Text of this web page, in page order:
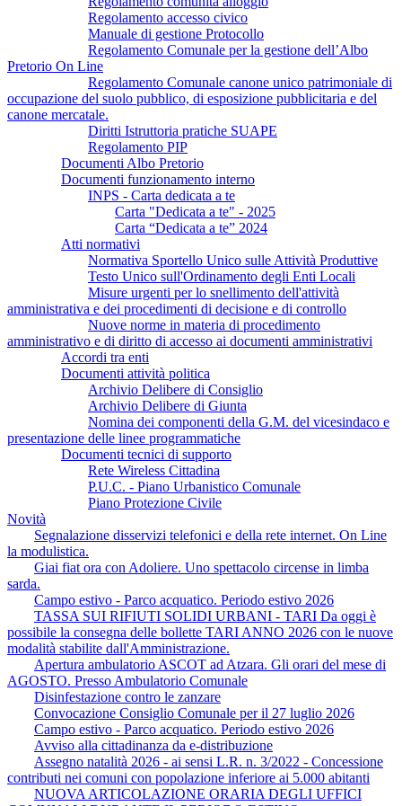
Regolamento accesso civico
Manuale di gestione Protocollo
Regolamento Comunale per la gestione dell’Albo
Pretorio On Line
Regolamento Comunale canone unico patrimoniale di
occupazione del suolo pubblico, di esposizione pubblicitaria e del
canone mercatale.
Diritti Istruttoria pratiche SUAPE
Regolamento PIP
Documenti Albo Pretorio
Documenti funzionamento interno
INPS - Carta dedicata a te
Carta "Dedicata a te" - 2025
Carta “Dedicata a te” 2024
Atti normativi
Normativa Sportello Unico sulle Attività Produttive
Testo Unico sull'Ordinamento degli Enti Locali
Misure urgenti per lo snellimento dell'attività
amministrativa e dei procedimenti di decisione e di controllo
Nuove norme in materia di procedimento
amministrativo e di diritto di accesso ai documenti amministrativi
Accordi tra enti
Documenti attività politica
Archivio Delibere di Consiglio
Archivio Delibere di Giunta
Nomina dei componenti della G.M. del vicesindaco e
presentazione delle linee programmatiche
Documenti tecnici di supporto
Rete Wireless Cittadina
P.U.C. - Piano Urbanistico Comunale
Piano Protezione Civile
Novità
Segnalazione disservizi telefonici e della rete internet. On Line
la modulistica.
Giai fiat ora con Adoliere. Uno spettacolo circense in limba
sarda.
Campo estivo - Parco acquatico. Periodo estivo 2026
TASSA SUI RIFIUTI SOLIDI URBANI - TARI Da oggi è
possibile la consegna delle bollette TARI ANNO 2026 con le nuove
modalità stabilite dall'Amministrazione.
Apertura ambulatorio ASCOT ad Atzara. Gli orari del mese di
AGOSTO. Presso Ambulatorio Comunale
Disinfestazione contro le zanzare
Convocazione Consiglio Comunale per il 27 luglio 2026
Campo estivo - Parco acquatico. Periodo estivo 2026
Avviso alla cittadinanza da e-distribuzione
Assegno natalità 2026 - ai sensi L.R. n. 3/2022 - Concessione
contributi nei comuni con popolazione inferiore ai 5.000 abitanti
NUOVA ARTICOLAZIONE ORARIA DEGLI UFFICI